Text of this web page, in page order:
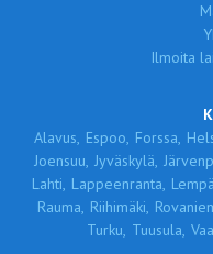
Ilmoita
Alavus, Espoo, Forssa,
Joensuu, Jyväskylä,
Lahti, Lappeenranta,
Rauma, Riihimäki,
Turku, Tuusula,